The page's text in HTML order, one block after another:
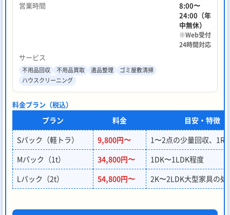
営業時間
8:00〜
24:00（年
中無休）
※Web受付
24時間対応
サービス
不用品回収 不用品買取 遺品整理
ゴミ屋敷清掃
ハウスクリーニング
料金プラン（税込）
プラン 料金
目安・特徴
Sパック（軽トラ）
9,800円〜
1〜2点の少量回収、1R
Mパック（1t）
34,800円〜
1DK〜1LDK程度
Lパック（2t）
54,800円〜 2K〜2LDK大型家具の処